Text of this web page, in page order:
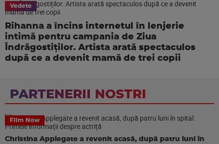
Vedete
Rihanna a încins internetul în lenjerie
intimă pentru campania de Ziua
Îndrăgostiților. Artista arată spectaculos
după ce a devenit mamă de trei copii
PARTENERII NOSTRI
Film Now
Christina Applegate a revenit acasă, după patru luni în